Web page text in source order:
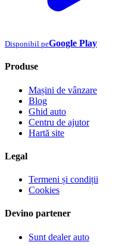
Disponibil peGoogle Play
Produse
Mașini de vânzare
Blog
Ghid auto
Centru de ajutor
Hartă site
Legal
Termeni și condiții
Cookies
Devino partener
Sunt dealer auto